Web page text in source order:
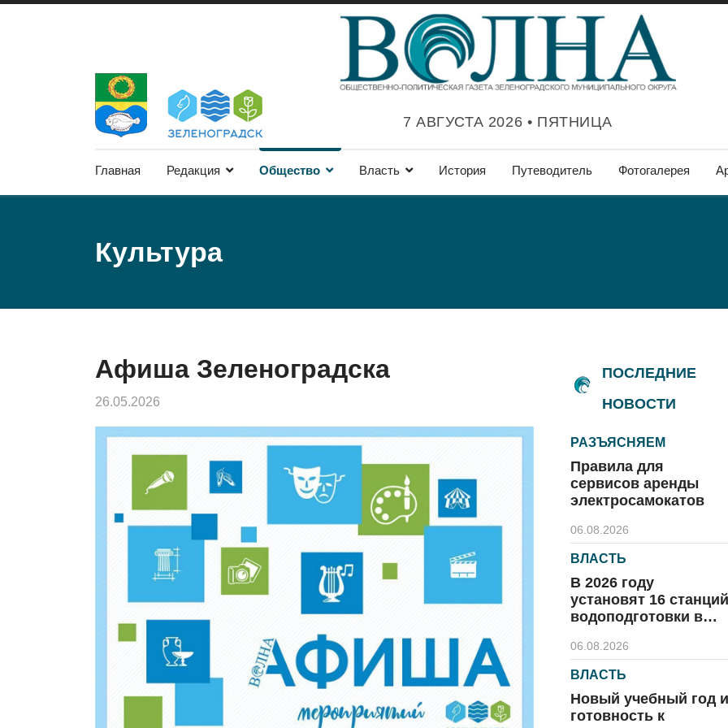
7 АВГУСТА 2026 • ПЯТНИЦА
Главная Редакция Общество Власть История Путеводитель Фотогалерея
Культура
Афиша Зеленоградска
26.05.2026
ПОСЛЕДНИЕ
НОВОСТИ
РАЗЪЯСНЯЕМ
Правила для
сервисов аренды
электросамокатов
06.08.2026
ВЛАСТЬ
В 2026 году
установят 16 станций
водоподготовки в
06.08.2026
ВЛАСТЬ
Новый учебный год и
готовность к